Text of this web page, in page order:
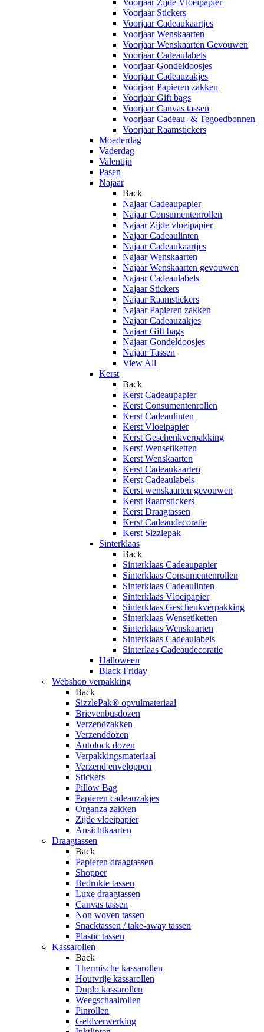
Voorjaar Zijde Vloeipapier
Voorjaar Stickers
Voorjaar Cadeaukaartjes
Voorjaar Wenskaarten
Voorjaar Wenskaarten Gevouwen
Voorjaar Cadeaulabels
Voorjaar Gondeldoosjes
Voorjaar Cadeauzakjes
Voorjaar Papieren zakken
Voorjaar Gift bags
Voorjaar Canvas tassen
Voorjaar Cadeau- & Tegoedbonnen
Voorjaar Raamstickers
Moederdag
Vaderdag
Valentijn
Pasen
Najaar
Back
Najaar Cadeaupapier
Najaar Consumentenrollen
Najaar Zijde vloeipapier
Najaar Cadeaulinten
Najaar Cadeaukaartjes
Najaar Wenskaarten
Najaar Wenskaarten gevouwen
Najaar Cadeaulabels
Najaar Stickers
Najaar Raamstickers
Najaar Papieren zakken
Najaar Cadeauzakjes
Najaar Gift bags
Najaar Gondeldoosjes
Najaar Tassen
View All
Kerst
Back
Kerst Cadeaupapier
Kerst Consumentenrollen
Kerst Cadeaulinten
Kerst Vloeipapier
Kerst Geschenkverpakking
Kerst Wensetiketten
Kerst Wenskaarten
Kerst Cadeaukaarten
Kerst Cadeaulabels
Kerst wenskaarten gevouwen
Kerst Raamstickers
Kerst Draagtassen
Kerst Cadeaudecoratie
Kerst Sizzlepak
Sinterklaas
Back
Sinterklaas Cadeaupapier
Sinterklaas Consumentenrollen
Sinterklaas Cadeaulinten
Sinterklaas Vloeipapier
Sinterklaas Geschenkverpakking
Sinterklaas Wensetiketten
Sinterklaas Wenskaarten
Sinterklaas Cadeaulabels
Sinterlaas Cadeaudecoratie
Halloween
Black Friday
Webshop verpakking
Back
SizzlePak® opvulmateriaal
Brievenbusdozen
Verzendzakken
Verzenddozen
Autolock dozen
Verpakkingsmateriaal
Verzend enveloppen
Stickers
Pillow Bag
Papieren cadeauzakjes
Organza zakken
Zijde vloeipapier
Ansichtkaarten
Draagtassen
Back
Papieren draagtassen
Shopper
Bedrukte tassen
Luxe draagtassen
Canvas tassen
Non woven tassen
Snacktassen / take-away tassen
Plastic tassen
Kassarollen
Back
Thermische kassarollen
Houtvrije kassarollen
Duplo kassarollen
Weegschaalrollen
Pinrollen
Geldverwerking